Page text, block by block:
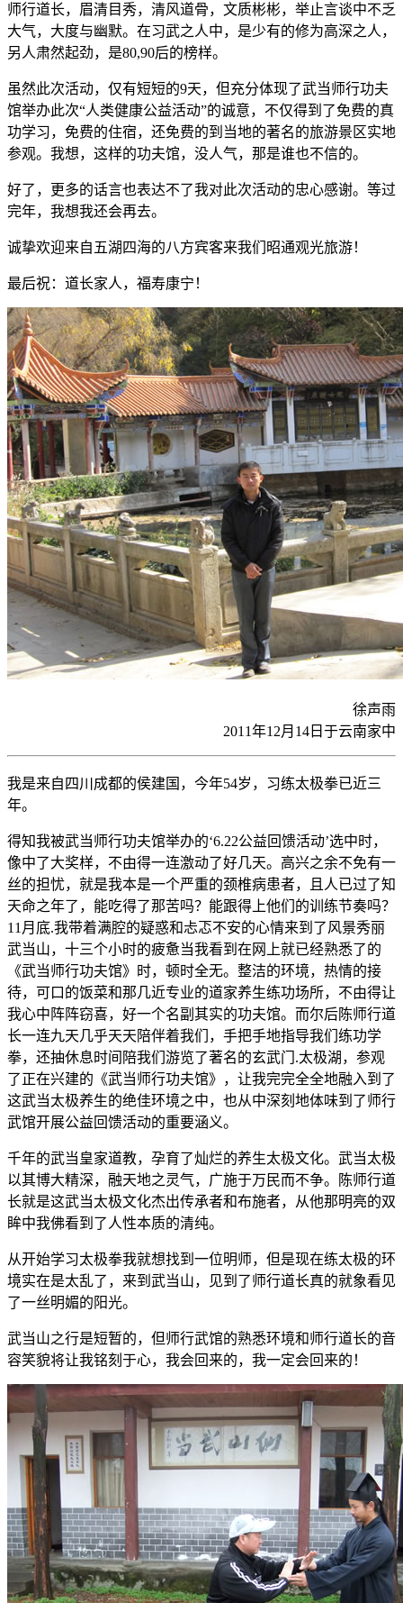
师行道长，眉清目秀，清风道骨，文质彬彬，举止言谈中不乏
大气，大度与幽默。在习武之人中，是少有的修为高深之人，
另人肃然起劲，是80,90后的榜样。
虽然此次活动，仅有短短的9天，但充分体现了武当师行功夫
馆举办此次“人类健康公益活动”的诚意，不仅得到了免费的真
功学习，免费的住宿，还免费的到当地的著名的旅游景区实地
参观。我想，这样的功夫馆，没人气，那是谁也不信的。
好了，更多的话言也表达不了我对此次活动的忠心感谢。等过
完年，我想我还会再去。
诚挚欢迎来自五湖四海的八方宾客来我们昭通观光旅游！
最后祝：道长家人，福寿康宁！
徐声雨
2011年12月14日于云南家中
我是来自四川成都的侯建国，今年54岁，习练太极拳已近三
年。
得知我被武当师行功夫馆举办的‘6.22公益回馈活动’选中时，
像中了大奖样，不由得一连激动了好几天。高兴之余不免有一
丝的担忧，就是我本是一个严重的颈椎病患者，且人已过了知
天命之年了，能吃得了那苦吗？能跟得上他们的训练节奏吗？
11月底.我带着满腔的疑惑和忐忑不安的心情来到了风景秀丽
武当山，十三个小时的疲惫当我看到在网上就已经熟悉了的
《武当师行功夫馆》时，顿时全无。整洁的环境，热情的接
待，可口的饭菜和那几近专业的道家养生练功场所，不由得让
我心中阵阵窃喜，好一个名副其实的功夫馆。而尔后陈师行道
长一连九天几乎天天陪伴着我们，手把手地指导我们练功学
拳，还抽休息时间陪我们游览了著名的玄武门.太极湖，参观
了正在兴建的《武当师行功夫馆》，让我完完全全地融入到了
这武当太极养生的绝佳环境之中，也从中深刻地体味到了师行
武馆开展公益回馈活动的重要涵义。
千年的武当皇家道教，孕育了灿烂的养生太极文化。武当太极
以其博大精深，融天地之灵气，广施于万民而不争。陈师行道
长就是这武当太极文化杰出传承者和布施者，从他那明亮的双
眸中我佛看到了人性本质的清纯。
从开始学习太极拳我就想找到一位明师，但是现在练太极的环
境实在是太乱了，来到武当山，见到了师行道长真的就象看见
了一丝明媚的阳光。
武当山之行是短暂的，但师行武馆的熟悉环境和师行道长的音
容笑貌将让我铭刻于心，我会回来的，我一定会回来的！